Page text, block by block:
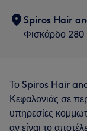
Spiros Hair
Φισκάρδο
Το Spiros Hair
Κεφαλονιάς σε
υπηρεσίες
αν είναι το